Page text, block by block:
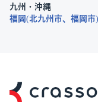
九州・沖縄
福岡
北九州市 福岡市